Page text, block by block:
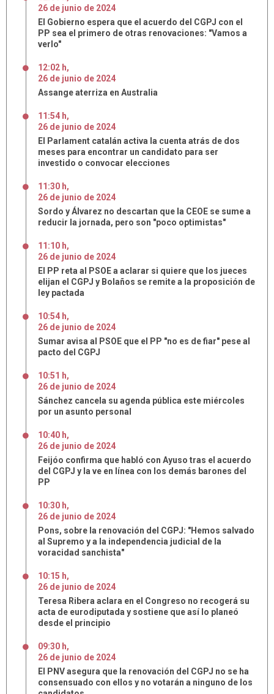
26 de junio de 2024
El Gobierno espera que el acuerdo del CGPJ con el
PP sea el primero de otras renovaciones: "Vamos a
verlo"
12:02 h,
26 de junio de 2024
Assange aterriza en Australia
11:54 h,
26 de junio de 2024
El Parlament catalán activa la cuenta atrás de dos
meses para encontrar un candidato para ser
investido o convocar elecciones
11:30 h,
26 de junio de 2024
Sordo y Álvarez no descartan que la CEOE se sume a
reducir la jornada, pero son "poco optimistas"
11:10 h,
26 de junio de 2024
El PP reta al PSOE a aclarar si quiere que los jueces
elijan el CGPJ y Bolaños se remite a la proposición de
ley pactada
10:54 h,
26 de junio de 2024
Sumar avisa al PSOE que el PP "no es de fiar" pese al
pacto del CGPJ
10:51 h,
26 de junio de 2024
Sánchez cancela su agenda pública este miércoles
por un asunto personal
10:40 h,
26 de junio de 2024
Feijóo confirma que habló con Ayuso tras el acuerdo
del CGPJ y la ve en línea con los demás barones del
PP
10:30 h,
26 de junio de 2024
Pons, sobre la renovación del CGPJ: "Hemos salvado
al Supremo y a la independencia judicial de la
voracidad sanchista"
10:15 h,
26 de junio de 2024
Teresa Ribera aclara en el Congreso no recogerá su
acta de eurodiputada y sostiene que así lo planeó
desde el principio
09:30 h,
26 de junio de 2024
El PNV asegura que la renovación del CGPJ no se ha
consensuado con ellos y no votarán a ninguno de los